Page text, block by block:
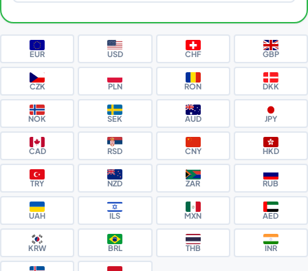
EUR USD CHF GBP
CZK PLN RON DKK
NOK SEK AUD JPY
CAD RSD CNY HKD
TRY NZD ZAR RUB
UAH ILS MXN AED
KRW BRL THB INR